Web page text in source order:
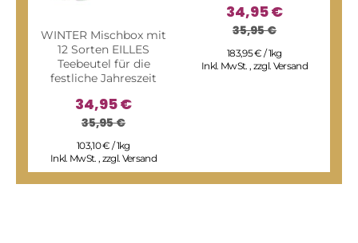
WINTER Mischbox mit
12 Sorten EILLES
Teebeutel für die
festliche Jahreszeit
34,95 €
35,95 €
103,10 € / 1kg
Inkl. MwSt. , zzgl. Versand
34,95 €
35,95 €
183,95 € / 1kg
Inkl. MwSt. , zzgl. Versand